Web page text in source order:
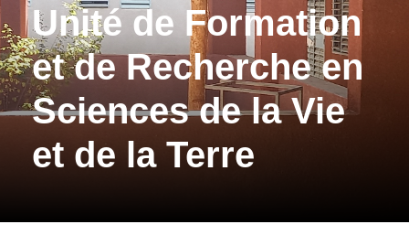
Unité de Formation
et de Recherche en
Sciences de la Vie
et de la Terre